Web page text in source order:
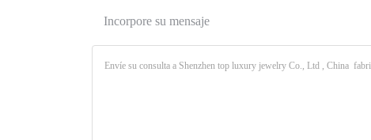
Incorpore su mensaje